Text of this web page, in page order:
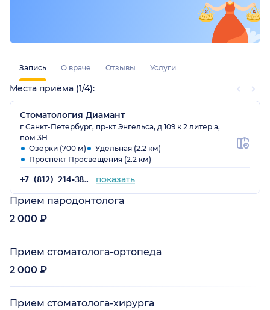
Запись О враче Отзывы Услуги
Места приёма (1/4):
Стоматология Диамант
г Санкт-Петербург, пр-кт Энгельса, д 109 к 2 литер а,
пом 3Н
Озерки (700 м)
Удельная (2.2 км)
Проспект Просвещения (2.2 км)
+7 (812) 214-38-82 показать
Прием пародонтолога
2 000 ₽
Прием стоматолога-ортопеда
2 000 ₽
Прием стоматолога-хирурга